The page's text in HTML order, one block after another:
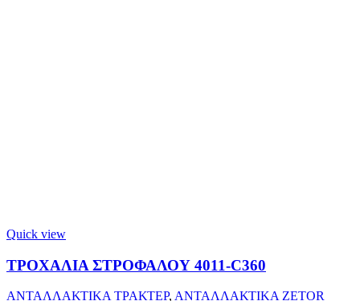
Quick view
ΤΡΟΧΑΛΙΑ ΣΤΡΟΦΑΛΟΥ 4011-C360
ΑΝΤΑΛΛΑΚΤΙΚΑ ΤΡΑΚΤΕΡ, ΑΝΤΑΛΛΑΚΤΙΚΑ ZETOR